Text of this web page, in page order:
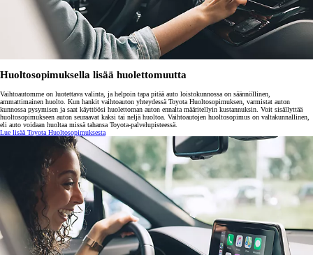
Huoltosopimuksella lisää huolettomuutta
Vaihtoautomme on luotettava valinta, ja helpoin tapa pitää auto loistokunnossa on säännöllinen,
ammattimainen huolto. Kun hankit vaihtoauton yhteydessä Toyota Huoltosopimuksen, varmistat auton
kunnossa pysymisen ja saat käyttöösi huolettoman auton ennalta määritellyin kustannuksin. Voit sisällyttää
huoltosopimukseen auton seuraavat kaksi tai neljä huoltoa. Vaihtoautojen huoltosopimus on valtakunnallinen,
eli auto voidaan huoltaa missä tahansa Toyota-palvelupisteessä.
Lue lisää Toyota Huoltosopimuksesta